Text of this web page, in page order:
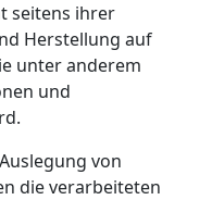
seitens ihrer
Herstellung auf
unter anderem
und
von
die verarbeiteten